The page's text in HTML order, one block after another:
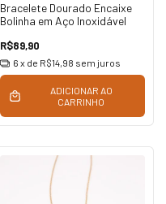
Bracelete Dourado Encaixe
Bolinha em Aço Inoxidável
R$89,90
6 x de R$14,98 sem juros
ADICIONAR AO
CARRINHO